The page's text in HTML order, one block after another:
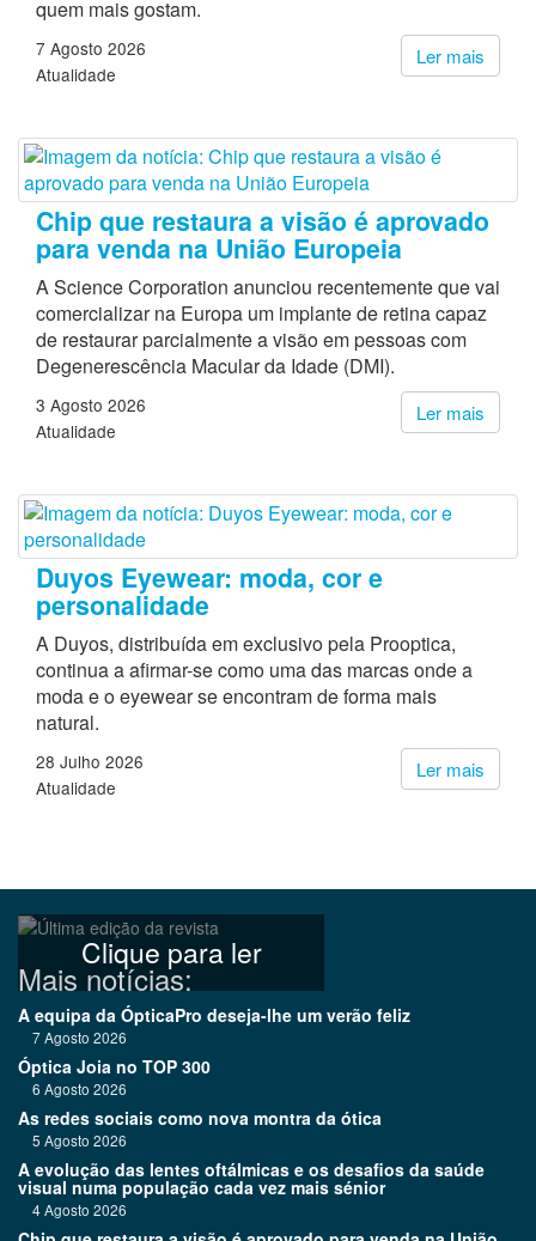
quem mais gostam.
Ler mais
7 Agosto 2026
Atualidade
Chip que restaura a visão é aprovado
para venda na União Europeia
A Science Corporation anunciou recentemente que vai
comercializar na Europa um implante de retina capaz
de restaurar parcialmente a visão em pessoas com
Degenerescência Macular da Idade (DMI).
Ler mais
3 Agosto 2026
Atualidade
Duyos Eyewear: moda, cor e
personalidade
A Duyos, distribuída em exclusivo pela Prooptica,
continua a afirmar-se como uma das marcas onde a
moda e o eyewear se encontram de forma mais
natural.
Ler mais
28 Julho 2026
Atualidade
Clique para ler
Mais notícias:
A equipa da ÓpticaPro deseja-lhe um verão feliz
7 Agosto 2026
Óptica Joia no TOP 300
6 Agosto 2026
As redes sociais como nova montra da ótica
5 Agosto 2026
A evolução das lentes oftálmicas e os desafios da saúde
visual numa população cada vez mais sénior
4 Agosto 2026